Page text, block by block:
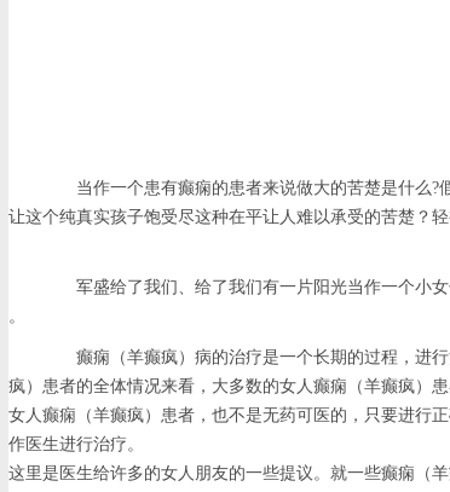
当作一个患有癫痫的患者来说做大的苦楚是什么?
让这个纯真实孩子饱受尽这种在平让人难以承受的苦楚？
军盛给了我们、给了我们有一片阳光当作一个小女
。
癫痫（羊癫疯）病的治疗是一个长期的过程，进行
疯）患者的全体情况来看，大多数的女人癫痫（羊癫疯）
女人癫痫（羊癫疯）患者，也不是无药可医的，只要进行
作医生进行治疗。
这里是医生给许多的女人朋友的一些提议。就一些癫痫（